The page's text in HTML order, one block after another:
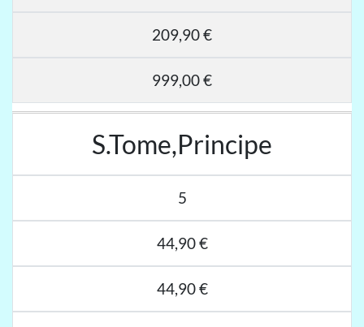
209,90 €
999,00 €
S.Tome,Principe
5
44,90 €
44,90 €